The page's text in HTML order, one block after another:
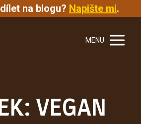
na blogu? Napište mi.
MENU
VEGAN